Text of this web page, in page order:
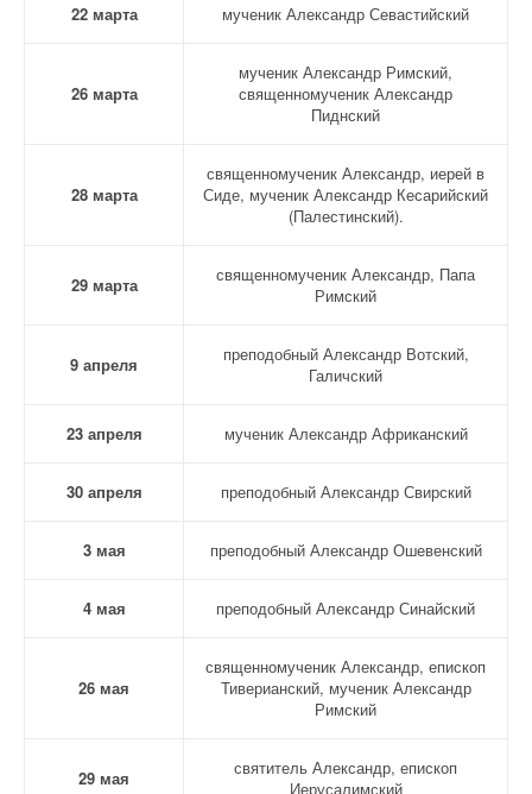
22 марта мученик Александр Севастийский
26 марта
мученик Александр Римский,
священномученик Александр
Пиднский
28 марта
священномученик Александр, иерей в
Сиде, мученик Александр Кесарийский
(Палестинский).
29 марта
священномученик Александр, Папа
Римский
9 апреля
преподобный Александр Вотский,
Галичский
23 апреля мученик Александр Африканский
30 апреля преподобный Александр Свирский
3 мая преподобный Александр Ошевенский
4 мая преподобный Александр Синайский
26 мая
священномученик Александр, епископ
Тиверианский, мученик Александр
Римский
29 мая
святитель Александр, епископ
Иерусалимский